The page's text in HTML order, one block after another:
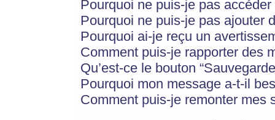
Pourquoi ne puis-je pas
Pourquoi ne puis-je pas ajouter
Pourquoi ai-je reçu un
Comment puis-je rapporter des
Qu’est-ce le bouton
Pourquoi mon message a-t-il
Comment puis-je remonter mes